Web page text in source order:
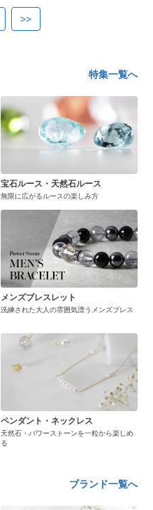
>>
特集一覧へ
宝石ルース・天然石ルース
無限に広がるルースの楽しみ方
メンズブレスレット
洗練された大人の雰囲気漂うメンズブレス
ペンダント・ネックレス
天然石・パワーストーンを一粒から楽しめ
る
ブランド一覧へ